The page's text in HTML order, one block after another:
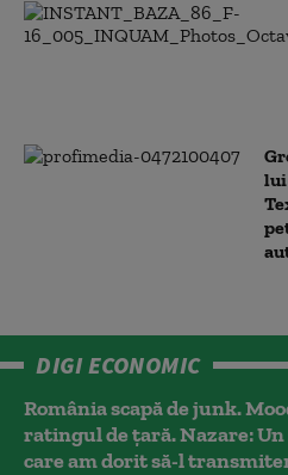
lui
DIGI ECONOMIC
România scapă de junk.
ratingul de țară. Nazare:
care am dorit să-l